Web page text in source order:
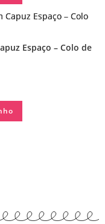
Espaço – Colo de